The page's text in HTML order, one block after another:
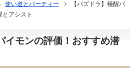
使い道とパーティー
【パズドラ】極醒パ
アシスト
イモンの評価！おすすめ潜